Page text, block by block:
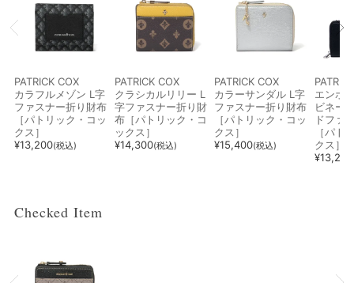
PATRICK COX
カラフルメゾン L字
ファスナー折り財布
［パトリック・コッ
クス］
¥13,200(税込)
PATRICK COX
クラシカルリリー L
字ファスナー折り財
布［パトリック・コ
ックス］
¥14,300(税込)
PATRICK COX
カラーサンダル L字
ファスナー折り財布
［パトリック・コッ
クス］
¥15,400(税込)
エンボ
ビネー
ドファ
［パト
クス］
¥13,200
Checked Item